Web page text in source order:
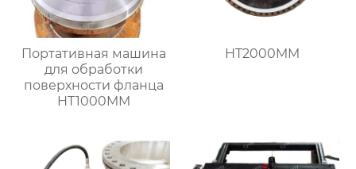
Портативная машина
для обработки
поверхности фланца
HT1000MM
HT2000MM